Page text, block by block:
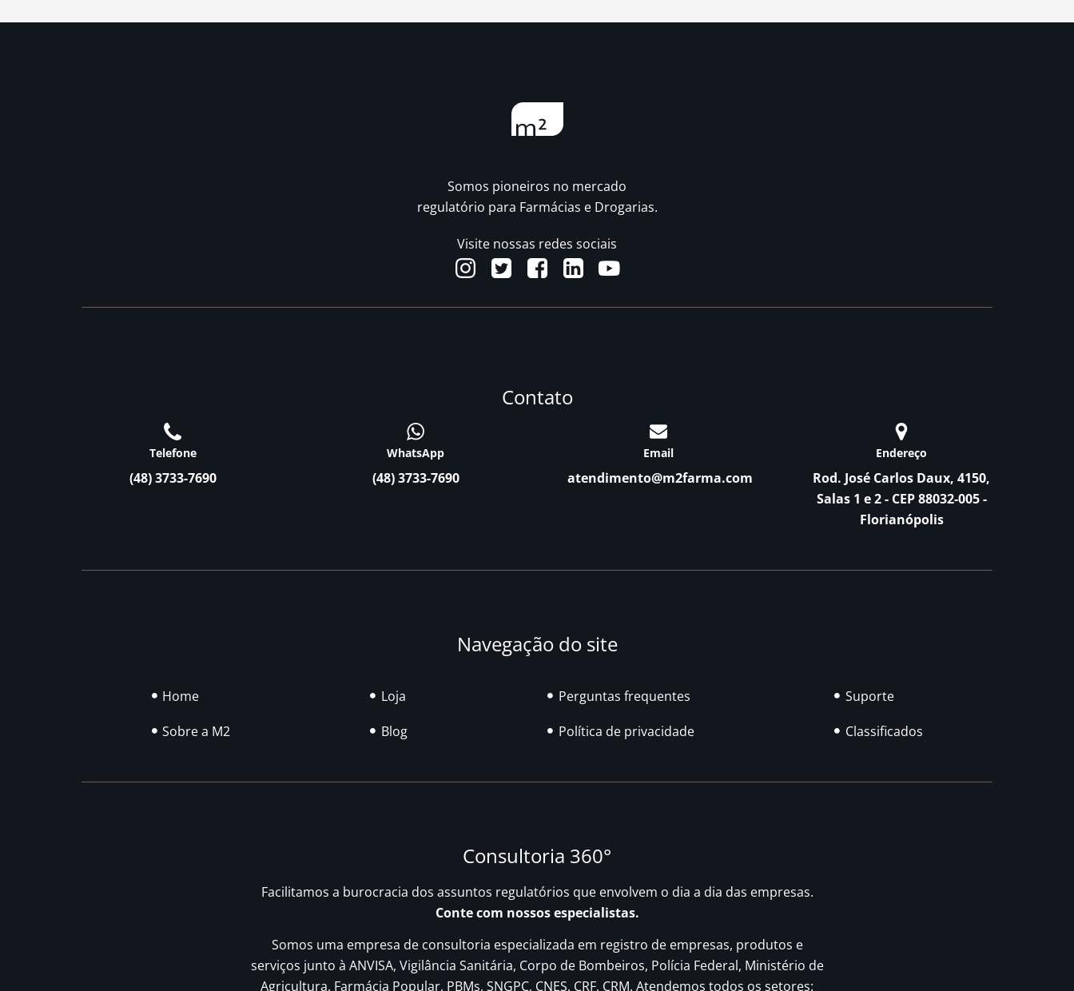
Somos pioneiros no mercado
regulatório para Farmácias e Drogarias.
Visite nossas redes sociais
Contato
Telefone
(48) 3733-7690
WhatsApp
(48) 3733-7690
Email
atendimento@m2farma.com
Endereço
Rod. José Carlos Daux, 4150,
Salas 1 e 2 - CEP 88032-005 -
Florianópolis
Navegação do site
Home
Sobre a M2
Loja
Blog
Perguntas frequentes
Política de privacidade
Suporte
Classificados
Consultoria 360°
Facilitamos a burocracia dos assuntos regulatórios que envolvem o dia a dia das empresas.
Conte com nossos especialistas.
Somos uma empresa de consultoria especializada em registro de empresas, produtos e
serviços junto à ANVISA, Vigilância Sanitária, Corpo de Bombeiros, Polícia Federal, Ministério de
Agricultura, Farmácia Popular, PBMs, SNGPC, CNES, CRF, CRM. Atendemos todos os setores: